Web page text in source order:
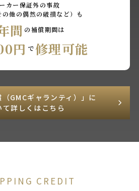
カー保証外の事故
の他の偶然の破損など）も
間 の補償期間は
円 で修理可能
（GMCギャランティ）」に
て詳しくはこちら
CREDIT